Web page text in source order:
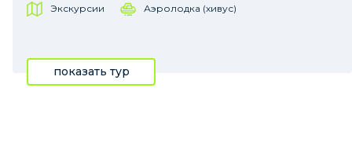
Экскурсии Аэролодка (хивус)
показать тур